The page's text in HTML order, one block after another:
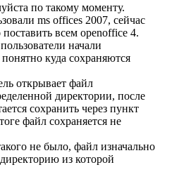
по такому моменту.
ms offices 2007, сейчас
поставить всем openoffice 4.
начали
куда сохраняются
открывает файл
директории, после
сохранить через пункт
файл сохраняется не
не было, файл изначально
из которой